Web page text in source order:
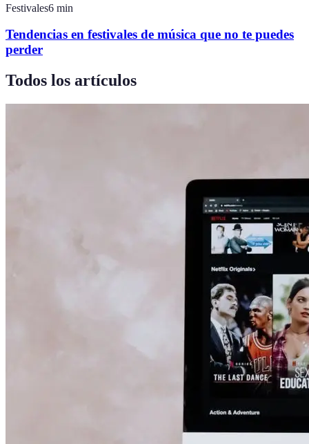
Festivales6 min
Tendencias en festivales de música que no te puedes
perder
Todos los artículos